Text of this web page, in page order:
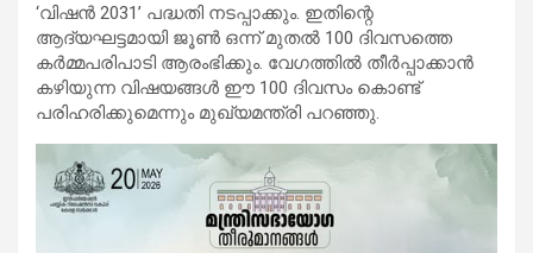
‘വിഷൻ 2031’ പദ്ധതി നടപ്പാക്കും. ഇതിന്റെ
ആദ്യഘട്ടമായി ജൂൺ ഒന്ന് മുതൽ 100 ദിവസത്തെ
കർമ്മപരിപാടി ആരംഭിക്കും. വേഗത്തിൽ തീർപ്പാക്കാൻ
കഴിയുന്ന വിഷയങ്ങൾ ഈ 100 ദിവസം കൊണ്ട്
പരിഹരിക്കുമെന്നും മുഖ്യമന്ത്രി പറഞ്ഞു.